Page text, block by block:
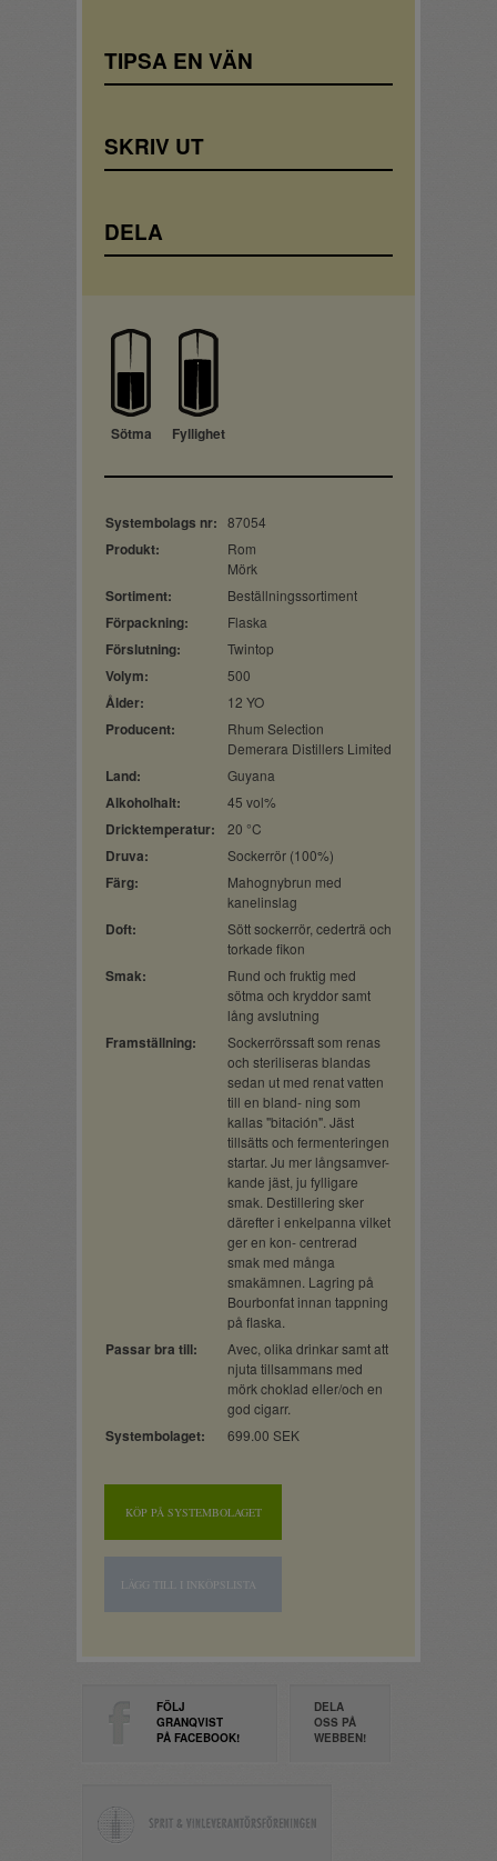
TIPSA EN VÄN
SKRIV UT
DELA
Sötma Fyllighet
Systembolags nr: 87054
Produkt:
Rom
Mörk
Sortiment: Beställningssortiment
Förpackning: Flaska
Förslutning: Twintop
Volym: 500
Ålder: 12 YO
Producent:
Rhum Selection
Demerara Distillers Limited
Land: Guyana
Alkoholhalt: 45 vol%
Dricktemperatur: 20 °C
Druva: Sockerrör (100%)
Färg:
Mahognybrun med
kanelinslag
Doft:
Sött sockerrör, cederträ och
torkade fikon
Smak:
Rund och fruktig med
sötma och kryddor samt
lång avslutning
Framställning:
Sockerrörssaft som renas
och steriliseras blandas
sedan ut med renat vatten
till en bland- ning som
kallas "bitación". Jäst
tillsätts och fermenteringen
startar. Ju mer långsamver-
kande jäst, ju fylligare
smak. Destillering sker
därefter i enkelpanna vilket
ger en kon- centrerad
smak med många
smakämnen. Lagring på
Bourbonfat innan tappning
på flaska.
Passar bra till:
Avec, olika drinkar samt att
njuta tillsammans med
mörk choklad eller/och en
god cigarr.
Systembolaget: 699.00 SEK
KÖP PÅ SYSTEMBOLAGET
LÄGG TILL I INKÖPSLISTA
FÖLJ
GRANQVIST
PÅ FACEBOOK!
DELA
OSS PÅ
WEBBEN!